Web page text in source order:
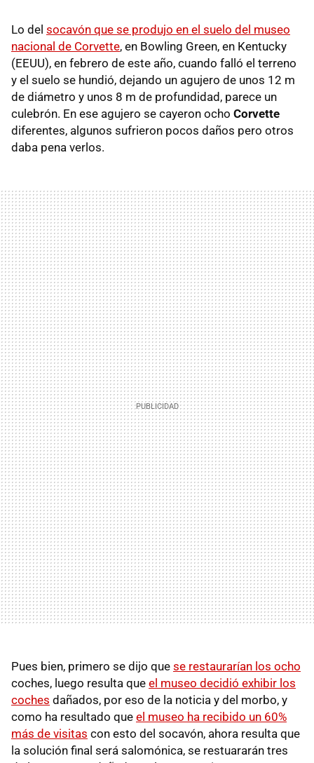
Lo del socavón que se produjo en el suelo del museo
nacional de Corvette, en Bowling Green, en Kentucky
(EEUU), en febrero de este año, cuando falló el terreno
y el suelo se hundió, dejando un agujero de unos 12 m
de diámetro y unos 8 m de profundidad, parece un
culebrón. En ese agujero se cayeron ocho Corvette
diferentes, algunos sufrieron pocos daños pero otros
daba pena verlos.
Pues bien, primero se dijo que se restaurarían los ocho
coches, luego resulta que el museo decidió exhibir los
coches dañados, por eso de la noticia y del morbo, y
como ha resultado que el museo ha recibido un 60%
más de visitas con esto del socavón, ahora resulta que
la solución final será salomónica, se restuararán tres